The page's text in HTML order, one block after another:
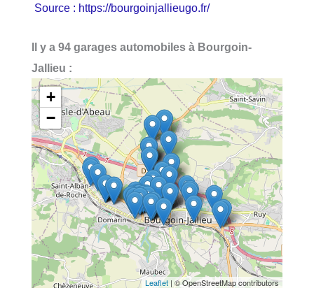
Source : https://bourgoinjallieugo.fr/
Il y a 94 garages automobiles à Bourgoin-
Jallieu :
+
−
Leaflet | © OpenStreetMap contributors